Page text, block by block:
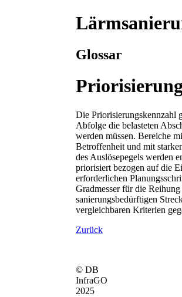
Glossar
Die Priorisierungskennzahl
Abfolge die belasteten
werden müssen. Bereiche
Betroffenheit und mit
des Auslösepegels werden
priorisiert bezogen auf die
erforderlichen
Gradmesser für die Reihung
sanierungsbedürftigen
vergleichbaren Kriterien
Zurück
© DB
InfraGO
2025